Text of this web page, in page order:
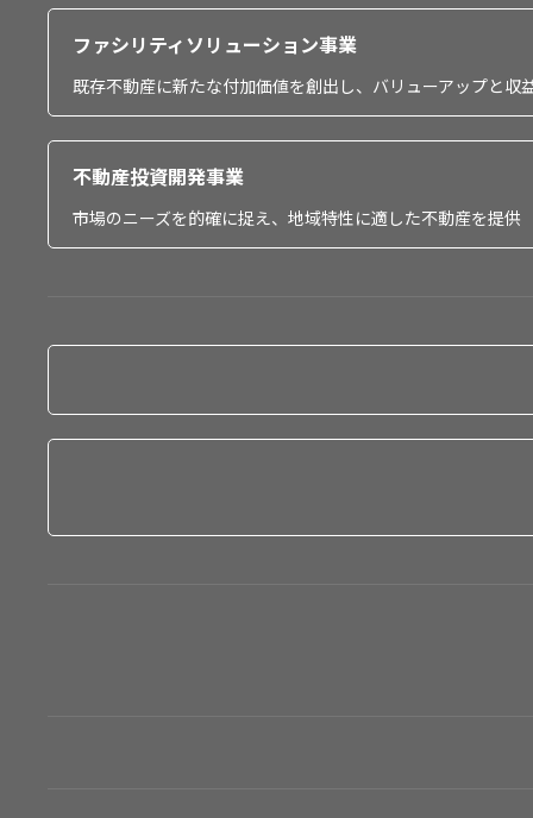
ファシリティソリューション事業
既存不動産に新たな付加価値を創出し、バリューアップと収
不動産投資開発事業
市場のニーズを的確に捉え、地域特性に適した不動産を提供